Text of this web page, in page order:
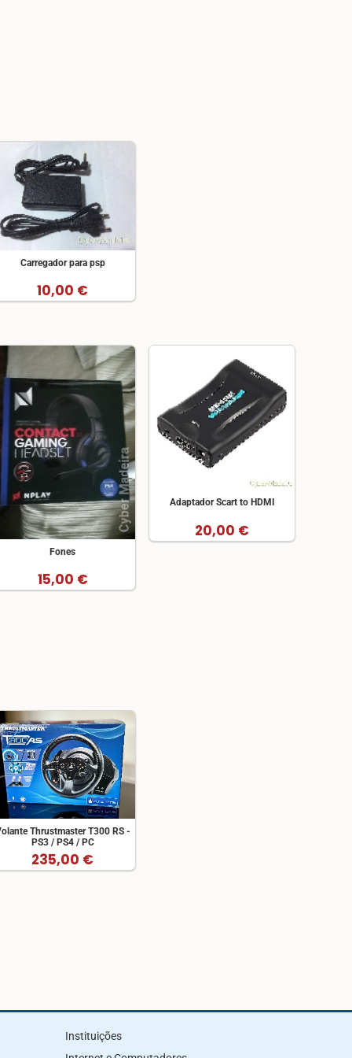
Carregador para psp
10,00 €
Fones
15,00 €
Adaptador Scart to HDMI
20,00 €
Thrustmaster T300 RS -
PS3 / PS4 / PC
235,00 €
Instituições